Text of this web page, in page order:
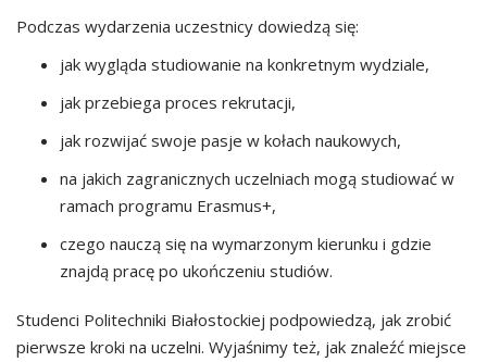
Podczas wydarzenia uczestnicy dowiedzą się:
jak wygląda studiowanie na konkretnym wydziale,
jak przebiega proces rekrutacji,
jak rozwijać swoje pasje w kołach naukowych,
na jakich zagranicznych uczelniach mogą studiować w
ramach programu Erasmus+,
czego nauczą się na wymarzonym kierunku i gdzie
znajdą pracę po ukończeniu studiów.
Studenci Politechniki Białostockiej podpowiedzą, jak zrobić
pierwsze kroki na uczelni. Wyjaśnimy też, jak znaleźć miejsce